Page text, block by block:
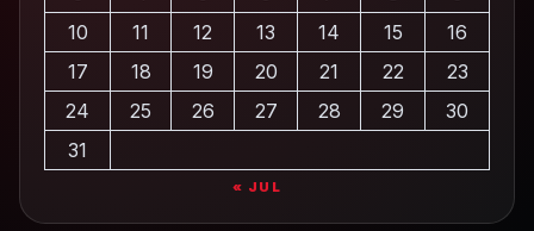
10
11 12 13 14 15
16
17
18 19 20 21 22
23
24
25 26 27 28 29
30
31
« JUL